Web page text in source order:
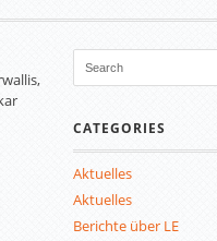
CATEGORIES
Aktuelles
Aktuelles
Berichte über LE